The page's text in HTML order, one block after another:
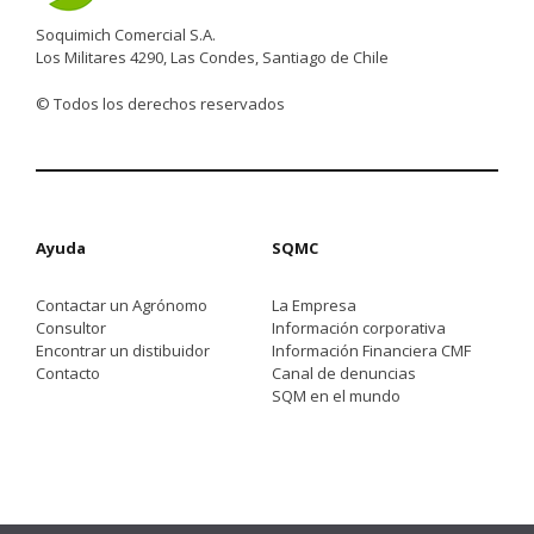
Soquimich Comercial S.A.
Los Militares 4290, Las Condes, Santiago de Chile
© Todos los derechos reservados
Ayuda
Contactar un Agrónomo
Consultor
Encontrar un distibuidor
Contacto
SQMC
La Empresa
Información corporativa
Información Financiera CMF
Canal de denuncias
SQM en el mundo